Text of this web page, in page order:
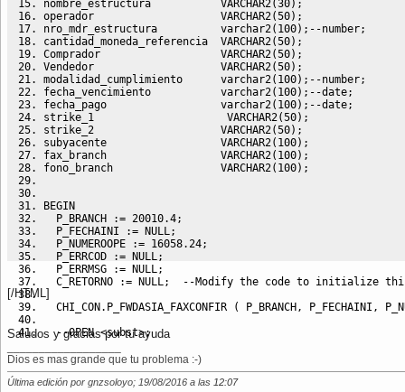
nombre_estructura           VARCHAR2(30) ;
operador                    VARCHAR2(50) ;
nro_mdr_estructura          varchar2( 100) ; --number;
cantidad_moneda_referencia  VARCHAR2(50) ;
Comprador                   VARCHAR2(50) ;
Vendedor                    VARCHAR2(50) ;
modalidad_cumplimiento      varchar2( 100) ; --number;
fecha_vencimiento           varchar2( 100) ; --date;
fecha_pago                  varchar2( 100) ; --date;
strike_1                     VARCHAR2(50) ;
strike_2                    VARCHAR2(50) ;
subyacente                  VARCHAR2( 100) ;
fax_branch                  VARCHAR2( 100) ;
fono_branch                 VARCHAR2( 100) ;
BEGIN
P_BRANCH := 20010.4;
P_FECHAINI := NULL;
P_NUMEROOPE := 16058.24;
P_ERRCOD := NULL;
P_ERRMSG := NULL;
C_RETORNO := NULL;
--Modify the code to initialize this
CHI_CON . P_FWDASIA_FAXCONFIR ( P_BRANCH , P_FECHAINI ,
--OPEN <subst>;
LOOP
FETCH C_RETORNO INTO numero_mdr,numero_murex,branch
cantidad_moneda_referencia
[/HTML]
Saludos y gracias por tu ayuda
Dios es mas grande que tu problema :-)
Última edición por gnzsoloyo; 19/08/2016 a las 12:07